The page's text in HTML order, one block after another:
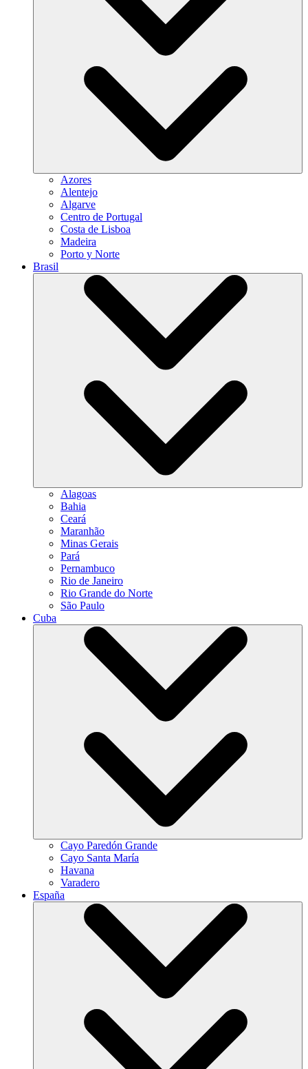
Azores
Alentejo
Algarve
Centro de Portugal
Costa de Lisboa
Madeira
Porto y Norte
Brasil
Alagoas
Bahia
Ceará
Maranhão
Minas Gerais
Pará
Pernambuco
Rio de Janeiro
Rio Grande do Norte
São Paulo
Cuba
Cayo Paredón Grande
Cayo Santa María
Havana
Varadero
España